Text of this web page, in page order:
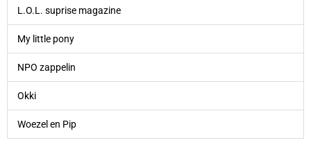
L.O.L. suprise magazine
My little pony
NPO zappelin
Okki
Woezel en Pip